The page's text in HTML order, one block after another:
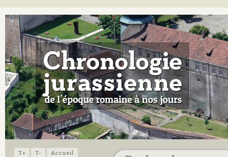
T+ T-
Accueil